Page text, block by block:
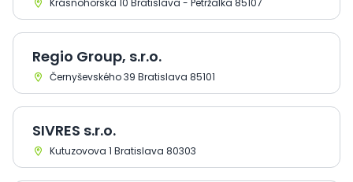
Krásnohorská 10 Bratislava - Petržalka 85107
Regio Group, s.r.o.
Černyševského 39 Bratislava 85101
SIVRES s.r.o.
Kutuzovova 1 Bratislava 80303